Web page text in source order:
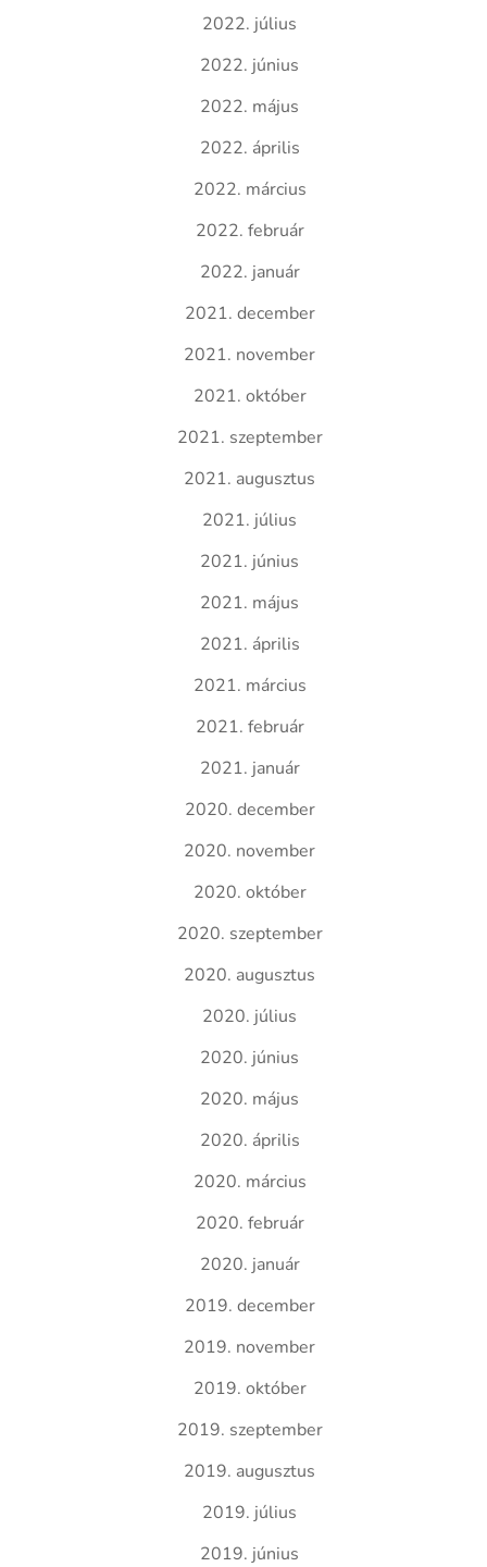
2022. július
2022. június
2022. május
2022. április
2022. március
2022. február
2022. január
2021. december
2021. november
2021. október
2021. szeptember
2021. augusztus
2021. július
2021. június
2021. május
2021. április
2021. március
2021. február
2021. január
2020. december
2020. november
2020. október
2020. szeptember
2020. augusztus
2020. július
2020. június
2020. május
2020. április
2020. március
2020. február
2020. január
2019. december
2019. november
2019. október
2019. szeptember
2019. augusztus
2019. július
2019. június